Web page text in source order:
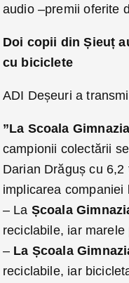
audio –premii oferite
Doi copii din Șieuț
cu biciclete
ADI Deșeuri a
”La Scoala
campionii colectării
Darian Drăguș cu
implicarea companiei
– La Școala
reciclabile, iar
– La Școala
reciclabile, iar